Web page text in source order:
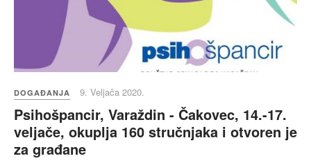
DOGAĐANJA 9. Veljača 2020.
Psihošpancir, Varaždin - Čakovec, 14.-17.
veljače, okuplja 160 stručnjaka i otvoren je
za građane